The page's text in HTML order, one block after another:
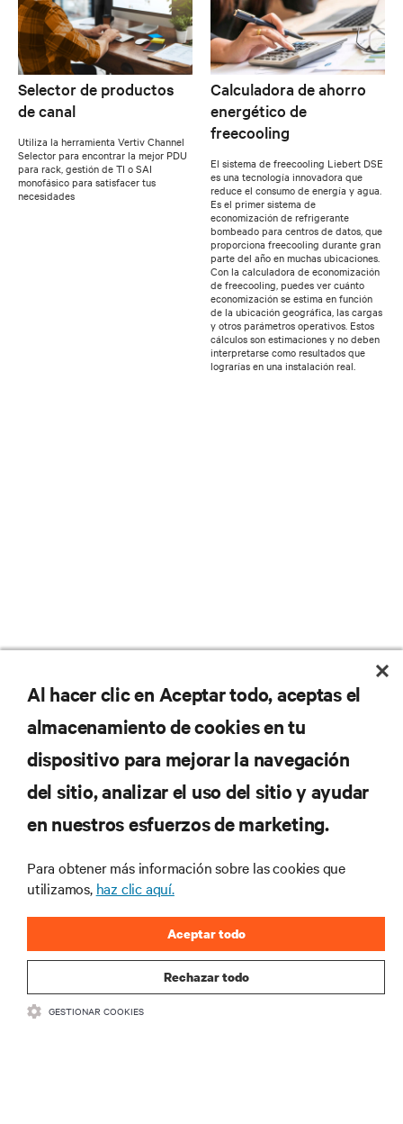
Selector de productos
de canal
Utiliza la herramienta Vertiv Channel
Selector para encontrar la mejor PDU
para rack, gestión de TI o SAI
monofásico para satisfacer tus
necesidades
Calculadora de ahorro
energético de
freecooling
El sistema de freecooling Liebert DSE
es una tecnología innovadora que
reduce el consumo de energía y agua.
Es el primer sistema de
economización de refrigerante
bombeado para centros de datos, que
proporciona freecooling durante gran
parte del año en muchas ubicaciones.
Con la calculadora de economización
de freecooling, puedes ver cuánto
economización se estima en función
de la ubicación geográfica, las cargas
y otros parámetros operativos. Estos
cálculos son estimaciones y no deben
interpretarse como resultados que
lograrías en una instalación real.
Suscríbete para conocer las últimas tendencias
tecnológicas
y perspectivas de expertos sobre gestión de
centros de datos y gestión de infraestructuras.
Al hacer clic en Aceptar todo, aceptas el
almacenamiento de cookies en tu
dispositivo para mejorar la navegación
del sitio, analizar el uso del sitio y ayudar
en nuestros esfuerzos de marketing.
Para obtener más información sobre las cookies que
utilizamos, haz clic aquí.
Rechazar todo
Aceptar todo
GESTIONAR COOKIES